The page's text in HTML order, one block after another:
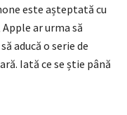
este așteptată cu
ar urma să
aducă o serie de
Iată ce se știe până